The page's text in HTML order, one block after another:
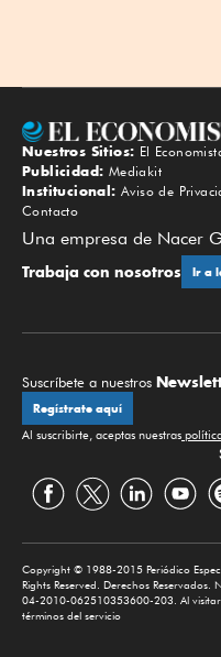
Nuestros Sitios: El
Publicidad: Mediakit
Institucional: Aviso de
Contacto
Una empresa de Nacer
Trabaja con nosotros Ir a
Suscríbete a nuestros
Regístrate aquí
Al suscribirte, aceptas nuestras
Copyright © 1988-2015 Periódico
Rights Reserved. Derechos
04-2010-062510353600-203. Al
términos del servicio